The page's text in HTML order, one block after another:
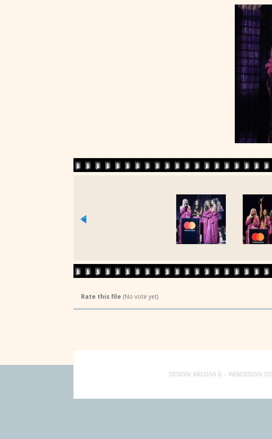
Rate this file (No vote yet)
DESIGN: MELISSA S. - WEBDESIGN: